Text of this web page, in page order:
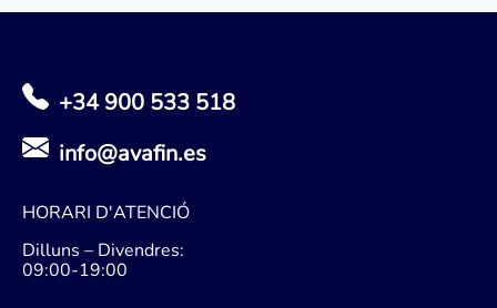
+34 900 533 518
info@avafin.es
HORARI D'ATENCIÓ
Dilluns – Divendres:
09:00-19:00